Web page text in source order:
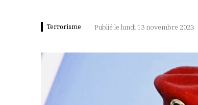
Terrorisme Publié le lundi 13 novembre 2023